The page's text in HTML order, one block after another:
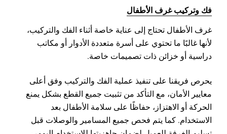
فك وتركيب غرف الأطفال
غرف الأطفال تحتاج إلى عناية خاصة أثناء الفك والتركيب،
لأنها غالبًا ما تحتوي على أسرة متعددة الأدوار أو مكاتب
دراسية أو خزائن ذات تصميمات خاصة.
يحرص فريقنا على تنفيذ عملية الفك والتركيب وفق أعلى
معايير الأمان، مع التأكد من تثبيت جميع القطع بشكل يمنع
الحركة أو الاهتزاز، حفاظًا على سلامة الأطفال بعد
الاستخدام. كما يتم فحص جميع المسامير والوصلات قبل